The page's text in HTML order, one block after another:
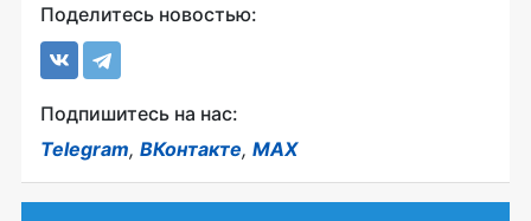
Поделитесь новостью:
Подпишитесь на нас:
Telegram, ВКонтакте, MAX